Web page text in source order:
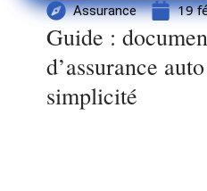
Assurance 19
Guide :
d’assurance
simplicité